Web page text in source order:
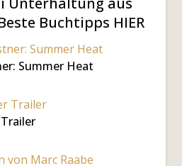
Buchtipps HIER
Summer Heat